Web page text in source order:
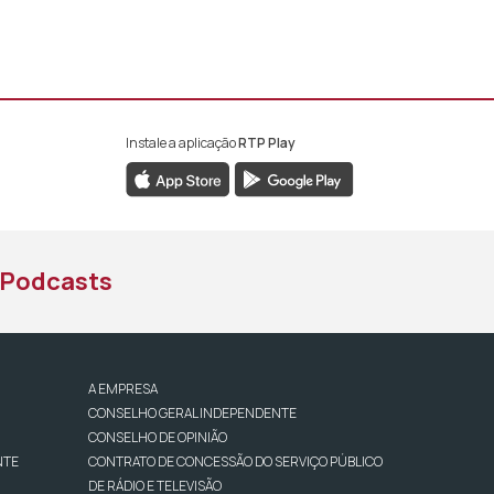
da RTP África
da RTP África
YouTube da RTP África
Instale a aplicaçãoRTP Play
Podcasts
A EMPRESA
CONSELHO GERAL INDEPENDENTE
CONSELHO DE OPINIÃO
CONTRATO DE CONCESSÃO DO SERVIÇO PÚBLICO
DE RÁDIO E TELEVISÃO